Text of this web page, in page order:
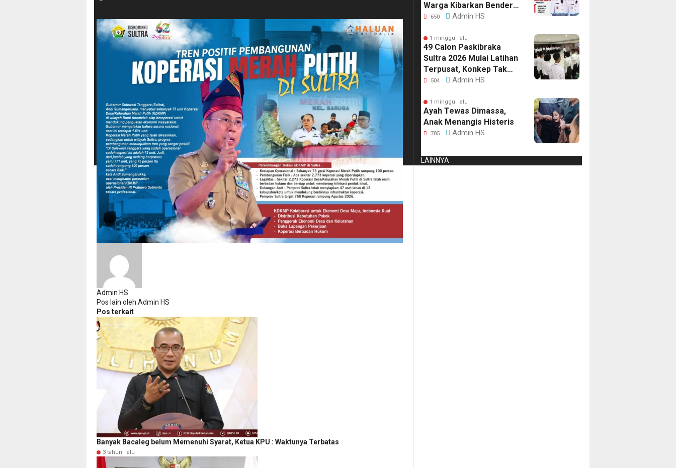
Admin HS
Pos lain oleh Admin HS
Pos terkait
Banyak Bacaleg belum Memenuhi Syarat, Ketua KPU : Waktunya Terbatas
3 tahun lalu
Warga Kibarkan Bendera
Merah Putih dan Gelar
650 Admin HS
1 minggu lalu
49 Calon Paskibraka
Sultra 2026 Mulai Latihan
Terpusat, Konkep Tak
Kirim Delegasi
504 Admin HS
1 minggu lalu
Ayah Tewas Dimassa,
Anak Menangis Histeris
785 Admin HS
LAINNYA